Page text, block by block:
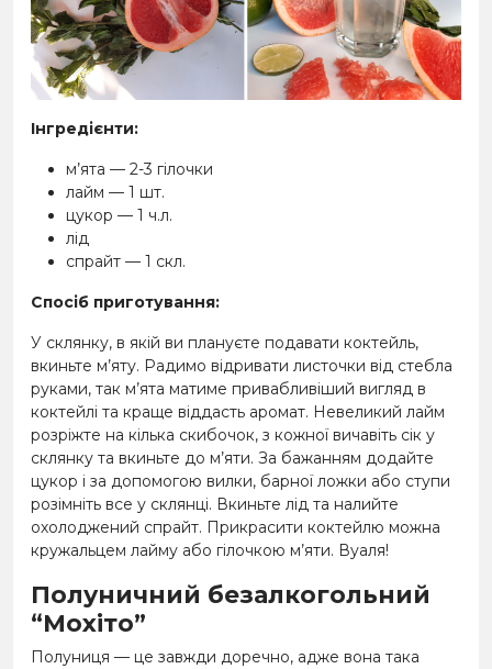
Інгредієнти:
м’ята — 2-3 гілочки
лайм — 1 шт.
цукор — 1 ч.л.
лід
спрайт — 1 скл.
Спосіб приготування:
У склянку, в якій ви плануєте подавати коктейль,
вкиньте м’яту. Радимо відривати листочки від стебла
руками, так м’ята матиме привабливіший вигляд в
коктейлі та краще віддасть аромат. Невеликий лайм
розріжте на кілька скибочок, з кожної вичавіть сік у
склянку та вкиньте до м’яти. За бажанням додайте
цукор і за допомогою вилки, барної ложки або ступи
розімніть все у склянці. Вкиньте лід та налийте
охолоджений спрайт. Прикрасити коктейлю можна
кружальцем лайму або гілочкою м’яти. Вуаля!
Полуничний безалкогольний
“Мохіто”
Полуниця — це завжди доречно, адже вона така